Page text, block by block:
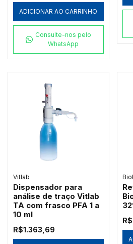
ADICIONAR AO CARRINHO
Consulte-nos pelo
WhatsApp
Vitlab
Dispensador para
análise de traço Vitlab
TA com frasco PFA 1 a
10 ml
R$1.363,69